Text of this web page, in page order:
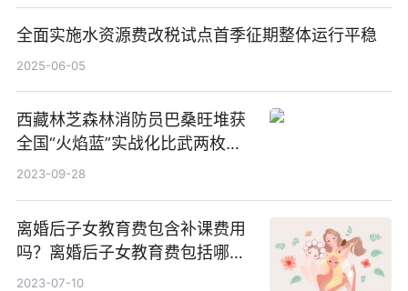
全面实施水资源费改税试点首季征期整体运行平稳
2025-06-05
西藏林芝森林消防员巴桑旺堆获
全国“火焰蓝”实战化比武两枚金
牌_天天百事通
2023-09-28
离婚后子女教育费包含补课费用
吗？离婚后子女教育费包括哪
些？
2023-07-10